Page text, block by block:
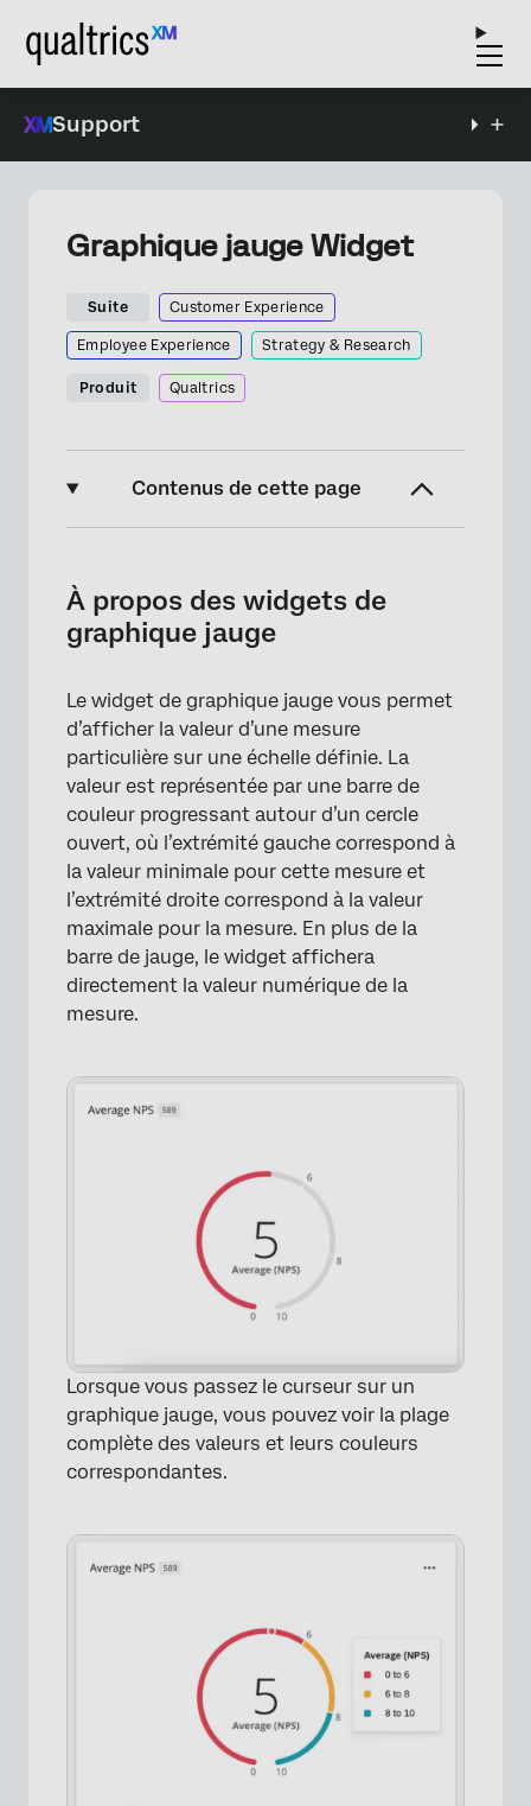
Support
Graphique jauge Widget
Suite Customer Experience
Employee Experience Strategy & Research
Produit Qualtrics
Contenus de cette page
Types de tableaux de bord
Compatibilité des types de champs
Options d’affichage
Migration des anciens graphiques jauge
jidgets
FAQs
À propos des widgets de
graphique jauge
Le widget de graphique jauge vous permet
d’afficher la valeur d’une mesure
particulière sur une échelle définie. La
valeur est représentée par une barre de
couleur progressant autour d’un cercle
ouvert, où l’extrémité gauche correspond à
la valeur minimale pour cette mesure et
l’extrémité droite correspond à la valeur
maximale pour la mesure. En plus de la
barre de jauge, le widget affichera
directement la valeur numérique de la
mesure.
Lorsque vous passez le curseur sur un
graphique jauge, vous pouvez voir la plage
complète des valeurs et leurs couleurs
correspondantes.